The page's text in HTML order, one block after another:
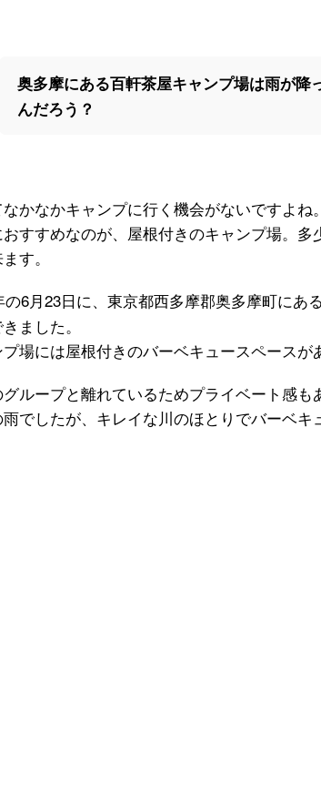
奥多摩にある百軒茶屋キャンプ場は雨が
んだろう？
かなかキャンプに行く機会がないですよね
すすめなのが、屋根付きのキャンプ場。
す。
の6月23日に、東京都西多摩郡奥多摩町にあ
ました。
場には屋根付きのバーベキュースペースが
ループと離れているためプライベート感も
でしたが、キレイな川のほとりでバーベキ